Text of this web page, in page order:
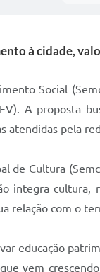
à cidade,
Social
A proposta
atendidas pela
Cultura
integra
relação com o
educação
vem